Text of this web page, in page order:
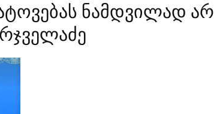
ნამდვილად არ